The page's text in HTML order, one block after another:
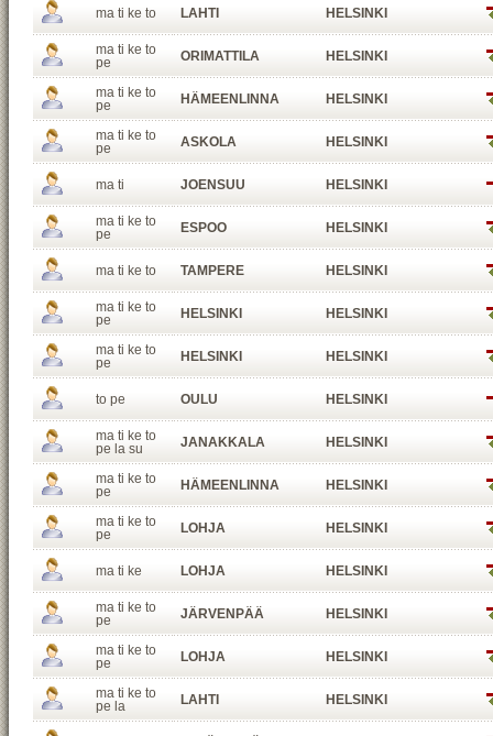
ma ti ke to LAHTI HELSINKI
ma ti ke to
pe
ORIMATTILA HELSINKI
ma ti ke to
pe
HÄMEENLINNA HELSINKI
ma ti ke to
pe
ASKOLA HELSINKI
ma ti JOENSUU HELSINKI
ma ti ke to
pe
ESPOO HELSINKI
ma ti ke to TAMPERE HELSINKI
ma ti ke to
pe
HELSINKI HELSINKI
ma ti ke to
pe
HELSINKI HELSINKI
to pe OULU HELSINKI
ma ti ke to
pe la su
JANAKKALA HELSINKI
ma ti ke to
pe
HÄMEENLINNA HELSINKI
ma ti ke to
pe
LOHJA HELSINKI
ma ti ke LOHJA HELSINKI
ma ti ke to
pe
JÄRVENPÄÄ HELSINKI
ma ti ke to
pe
LOHJA HELSINKI
ma ti ke to
pe la
LAHTI HELSINKI